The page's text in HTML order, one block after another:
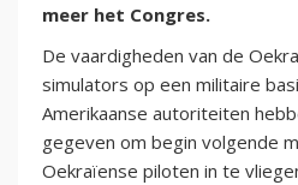
meer het Congres.
De vaardigheden van de
simulators op een militaire
Amerikaanse autoriteiten
gegeven om begin volgende
Oekraïense piloten in te